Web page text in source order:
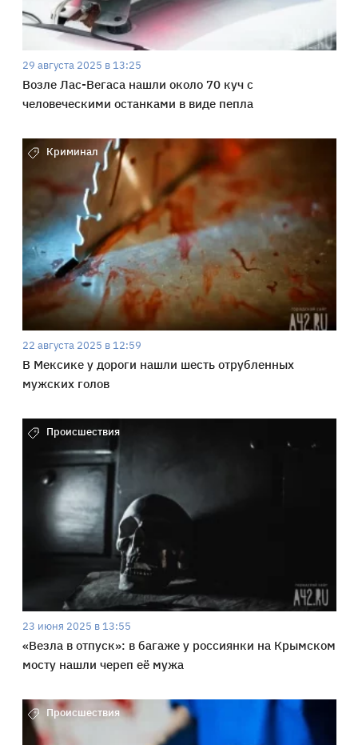
29 августа 2025 в 13:25
Возле Лас-Вегаса нашли около 70 куч с
человеческими останками в виде пепла
Криминал
22 августа 2025 в 12:59
В Мексике у дороги нашли шесть отрубленных
мужских голов
Происшествия
23 июня 2025 в 13:55
«Везла в отпуск»: в багаже у россиянки на Крымском
мосту нашли череп её мужа
Происшествия